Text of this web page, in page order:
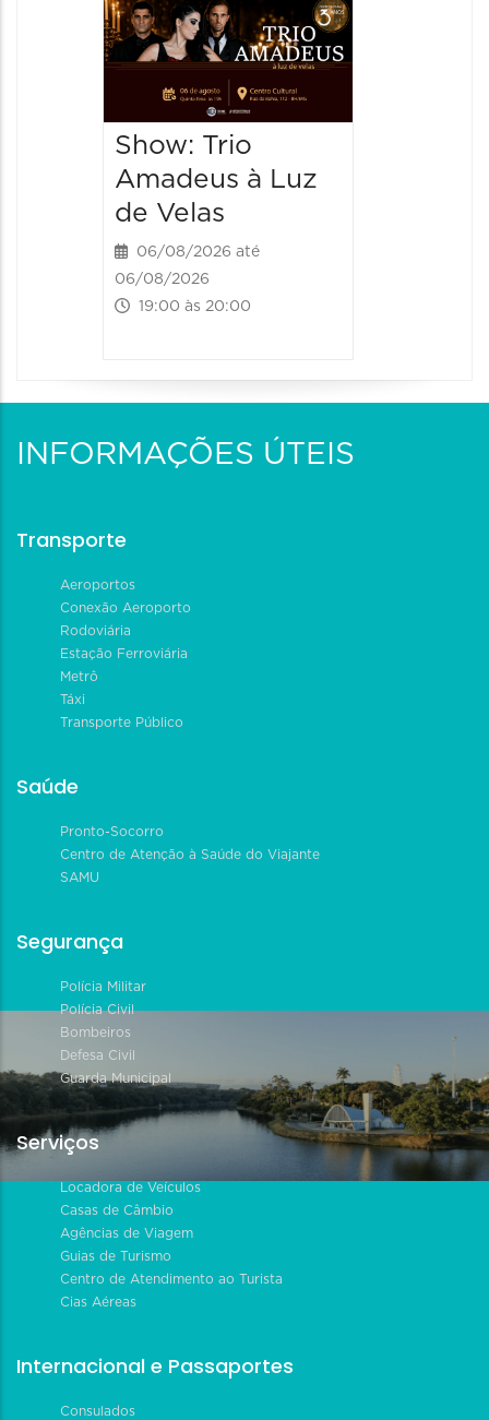
Show: Trio
Amadeus à Luz
de Velas
06/08/2026 até
06/08/2026
19:00 às 20:00
INFORMAÇÕES ÚTEIS
Transporte
Aeroportos
Conexão Aeroporto
Rodoviária
Estação Ferroviária
Metrô
Táxi
Transporte Público
Saúde
Pronto-Socorro
Centro de Atenção à Saúde do Viajante
SAMU
Segurança
Polícia Militar
Polícia Civil
Bombeiros
Defesa Civil
Guarda Municipal
Serviços
Locadora de Veículos
Casas de Câmbio
Agências de Viagem
Guias de Turismo
Centro de Atendimento ao Turista
Cias Aéreas
Internacional e Passaportes
Consulados